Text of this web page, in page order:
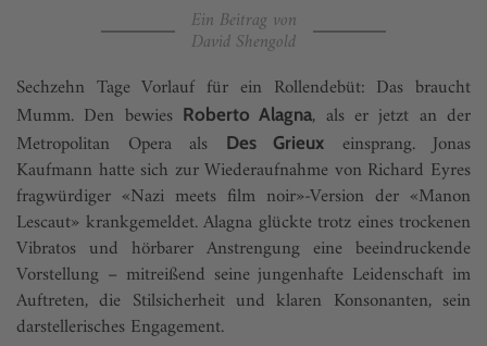
Ein Beitrag von
David Shengold
Sechzehn Tage Vorlauf für ein Rollendebüt: Das braucht
Mumm. Den bewies Roberto Alagna, als er jetzt an der
Metropolitan Opera als
Des Grieux
einsprang. Jonas
Kaufmann hatte sich zur Wiederaufnahme von Richard Eyres
fragwürdiger «Nazi meets film noir»-Version der «Manon
Lescaut» krankgemeldet. Alagna glückte trotz eines trockenen
Vibratos und hörbarer Anstrengung eine beeindruckende
Vorstellung – mitreißend seine jungenhafte Leidenschaft im
Auftreten, die Stilsicherheit und klaren Konsonanten, sein
darstellerisches Engagement.